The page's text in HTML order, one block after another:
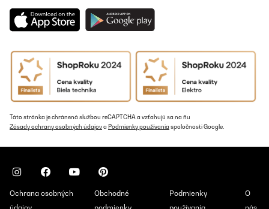
Táto stránka je chránená službou reCAPTCHA a vzťahujú sa na ňu
Zásady ochrany osobných údajova Podmienky používania spoločnosti Google.
Ochrana osobných
Obchodné
Podmienky
O